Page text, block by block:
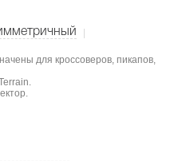
для кроссоверов, пикапов,